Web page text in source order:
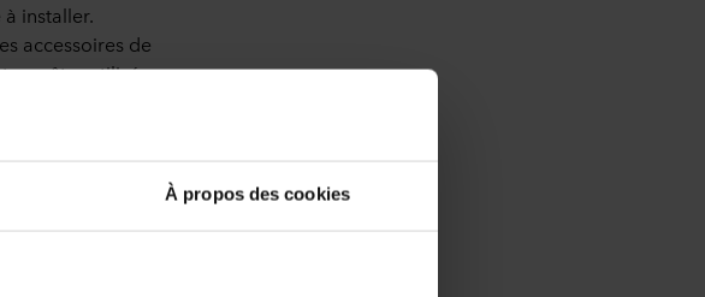
À propos des cookies
installer.
accessoires de
pas être utilisés en